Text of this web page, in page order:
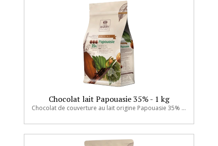
Chocolat lait Papouasie 35% - 1 kg
Chocolat de couverture au lait origine Papouasie 35% de cacao.